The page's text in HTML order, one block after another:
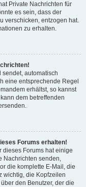
Private Nachrichten für
es sein, dass der
verschicken, entzogen hat.
zu erhalten.
sendet, automatisch
eine entsprechende Regel
erhältst, so kannst
dem betreffenden
Forums erhalten!
dieses Forums hat einige
Nachrichten senden,
die komplette E-Mail, die
wichtig, die Kopfzeilen
den Benutzer, der die